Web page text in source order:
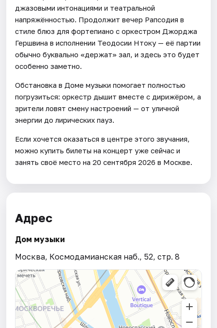
джазовыми интонациями и театральной
напряжённостью. Продолжит вечер Рапсодия в
стиле блюз для фортепиано с оркестром Джорджа
Гершвина в исполнении Теодосии Нтоку — её партии
обычно буквально «держат» зал, и здесь это будет
особенно заметно.
Обстановка в Доме музыки помогает полностью
погрузиться: оркестр дышит вместе с дирижёром, а
зрители ловят смену настроений — от уличной
энергии до лирических пауз.
Если хочется оказаться в центре этого звучания,
можно купить билеты на концерт уже сейчас и
занять своё место на 20 сентября 2026 в Москве.
Адрес
Дом музыки
Москва, Космодамианская наб., 52, стр. 8